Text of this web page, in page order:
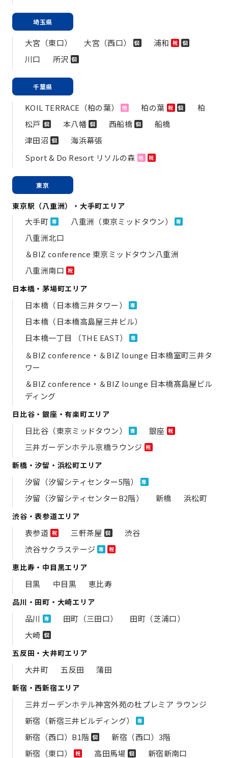
埼玉県
大宮（東口） 大宮（西口） 個 浦和 祝 個
川口 所沢 個
千葉県
KOIL TERRACE（柏の葉） 他 柏の葉 祝 個
柏
松戸 個 本八幡 個 西船橋 個
船橋
津田沼 個
海浜幕張
Sport & Do Resort リソルの森 他 祝
東京
東京駅（八重洲）・大手町エリア
大手町 専 八重洲（東京ミッドタウン） 専
八重洲北口
＆BIZ conference 東京ミッドタウン八重洲
八重洲南口 祝
日本橋・茅場町エリア
日本橋（日本橋三井タワー） 専
日本橋（日本橋高島屋三井ビル）
日本橋一丁目 （THE EAST）
専
＆BIZ conference・＆BIZ lounge 日本橋室町三井タ
ワー
＆BIZ conference・＆BIZ lounge 日本橋髙島屋ビル
ディング
日比谷・銀座・有楽町エリア
日比谷（東京ミッドタウン） 専 銀座 祝
三井ガーデンホテル京橋ラウンジ 祝
新橋・汐留・浜松町エリア
汐留（汐留シティセンター5階） 専
汐留（汐留シティセンターB2階） 新橋 浜松町
渋谷・表参道エリア
表参道 祝 三軒茶屋 個
渋谷
渋谷サクラステージ 専 祝
恵比寿・中目黒エリア
目黒 中目黒 恵比寿
品川・田町・大崎エリア
品川 専 田町（三田口）
田町（芝浦口）
大崎 個
五反田・大井町エリア
大井町 五反田 蒲田
新宿・西新宿エリア
三井ガーデンホテル神宮外苑の​杜プレミア ラウンジ
新宿（新宿三井ビルディング）
専
新宿（西口）B1階 個
新宿（西口）3階
新宿（東口）
祝 高田馬場 個 新宿新南口